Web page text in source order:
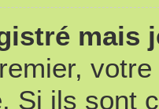
mais
Si ils sont